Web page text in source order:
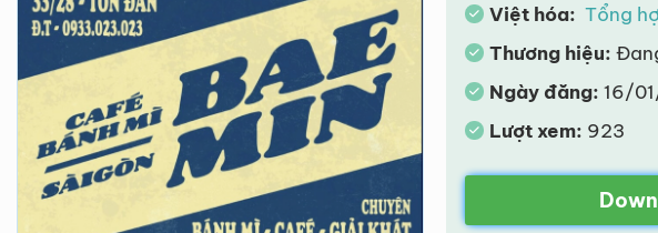
Việt hóa: Tổng
Thương hiệu:
Ngày đăng: 16/
Lượt xem: 923